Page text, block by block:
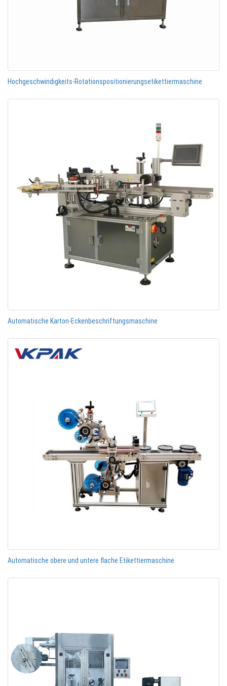
Hochgeschwindigkeits-Rotationspositionierungsetikettiermaschine
Automatische Karton-Eckenbeschriftungsmaschine
Automatische obere und untere flache Etikettiermaschine